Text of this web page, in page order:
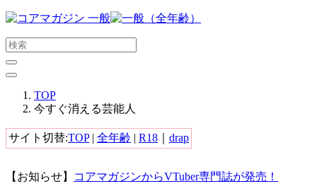
メ
ン
コ
ン
に
ス
ッ
TOP
今すぐ消える芸能人
サイト切替:TOP| 全年齢 | R18 drap
【お知らせ】 コアマガジンからVTuber専門誌が発売！